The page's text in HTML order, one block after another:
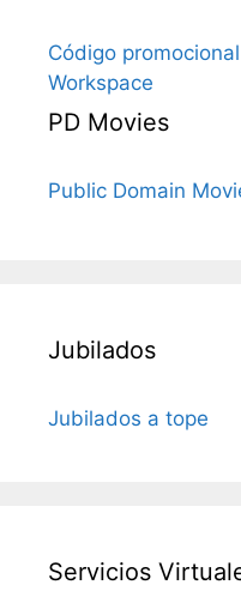
Código
Workspace
PD Movies
Public Domain
Jubilados
Jubilados a tope
Servicios